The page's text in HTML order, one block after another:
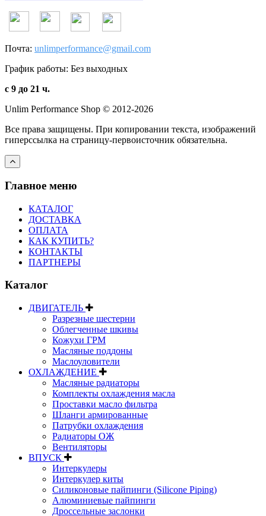
Почта: unlimperformance@gmail.com
График работы: Без выходных
с 9 до 21 ч.
Unlim Performance Shop © 2012-2026
Все права защищены. При копировании текста, изображений
гиперссылка на страницу-первоисточник обязательна.
Главное меню
КАТАЛОГ
ДОСТАВКА
ОПЛАТА
КАК КУПИТЬ?
КОНТАКТЫ
ПАРТНЕРЫ
Каталог
ДВИГАТЕЛЬ
Разрезные шестерни
Облегченные шкивы
Кожухи ГРМ
Масляные поддоны
Маслоуловители
ОХЛАЖДЕНИЕ
Масляные радиаторы
Комплекты охлаждения масла
Проставки масло фильтра
Шланги армированные
Патрубки охлаждения
Радиаторы ОЖ
Вентиляторы
ВПУСК
Интеркулеры
Интеркулер киты
Силиконовые пайпинги (Silicone Piping)
Алюминиевые пайпинги
Дроссельные заслонки